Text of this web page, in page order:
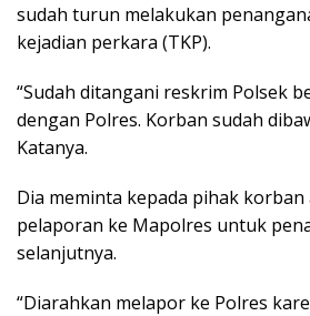
sudah turun melakukan
kejadian perkara (TKP).
“Sudah ditangani reskrim Polsek
dengan Polres. Korban sudah
Katanya.
Dia meminta kepada pihak
pelaporan ke Mapolres untuk
selanjutnya.
“Diarahkan melapor ke Polres